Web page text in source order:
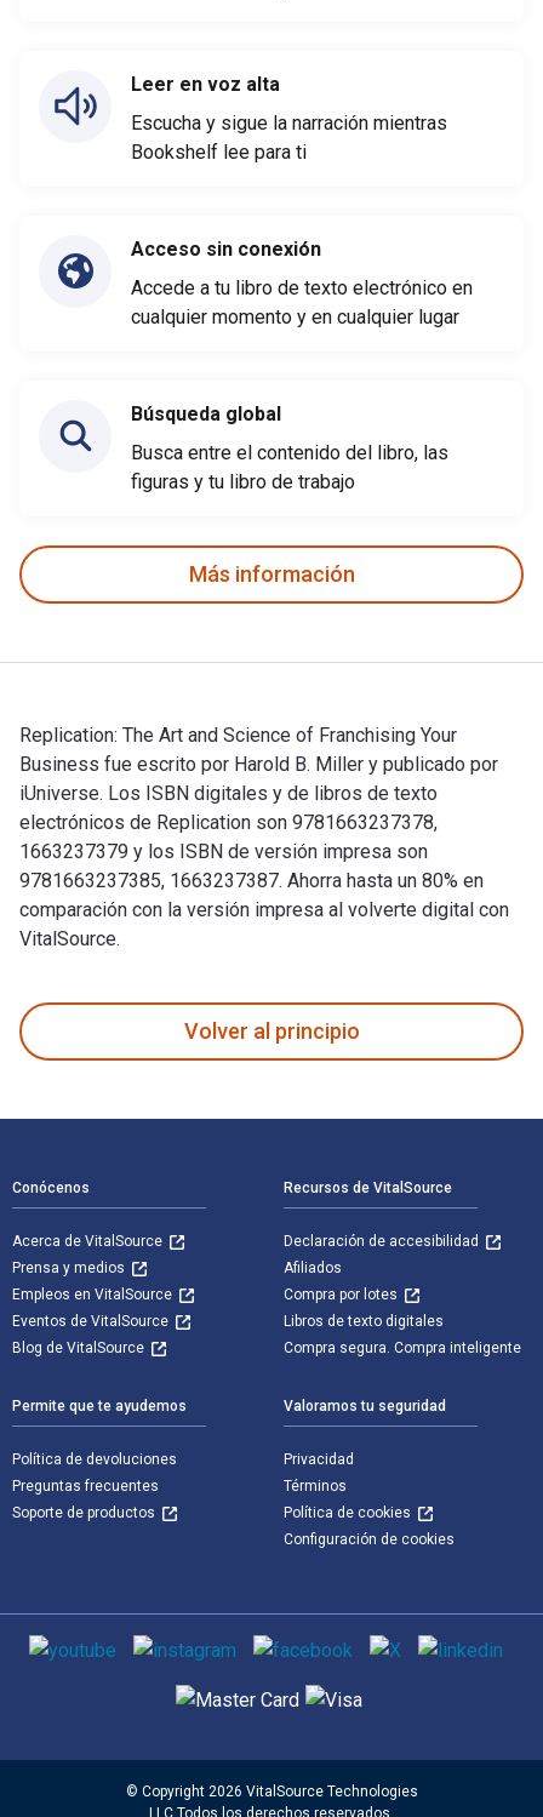
Leer en voz alta
Escucha y sigue la narración mientras
Bookshelf lee para ti
Acceso sin conexión
Accede a tu libro de texto electrónico en
cualquier momento y en cualquier lugar
Búsqueda global
Busca entre el contenido del libro, las
figuras y tu libro de trabajo
Más información
Replication: The Art and Science of Franchising Your
Business fue escrito por Harold B. Miller y publicado por
iUniverse. Los ISBN digitales y de libros de texto
electrónicos de Replication son 9781663237378,
1663237379 y los ISBN de versión impresa son
9781663237385, 1663237387. Ahorra hasta un 80% en
comparación con la versión impresa al volverte digital con
VitalSource.
Volver al principio
Conócenos
Acerca de VitalSource
Prensa y medios
Empleos en VitalSource
Eventos de VitalSource
Blog de VitalSource
Recursos de VitalSource
Declaración de accesibilidad
Afiliados
Compra por lotes
Libros de texto digitales
Compra segura. Compra inteligente
Permite que te ayudemos
Política de devoluciones
Preguntas frecuentes
Soporte de productos
Valoramos tu seguridad
Privacidad
Términos
Política de cookies
Configuración de cookies
Medios de comunicación social
Métodos de pago admitidos
© Copyright 2026 VitalSource Technologies
LLC Todos los derechos reservados.